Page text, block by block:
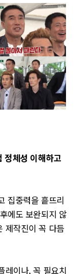
체성 이해하고
집중력을 흩뜨리
에도 보완되지 않
제작진이 꼭 다듬
레이나, 꼭 필요치